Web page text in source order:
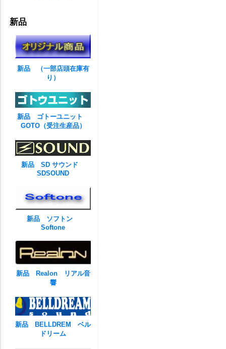
新品
新品 （一部店頭在庫有
り）
新品 ゴトーユニット
GOTO（受注生産品）
新品 SD サウンド
SDSOUND
新品 ソフトン
Softone
新品 Realon リアル音
響
新品 BELLDREM ベル
ドリーム